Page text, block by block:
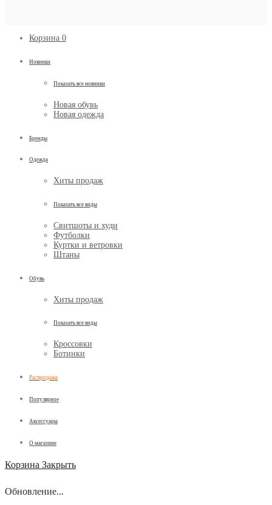
Корзина 0
Новинки
Показать все новинки
Новая обувь
Новая одежда
Бренды
Одежда
Хиты продаж
Показать все виды
Свитшоты и худи
Футболки
Куртки и ветровки
Штаны
Обувь
Хиты продаж
Показать все виды
Кроссовки
Ботинки
Распродажа
Популярное
Аксессуары
О магазине
Корзина Закрыть
Обновление...